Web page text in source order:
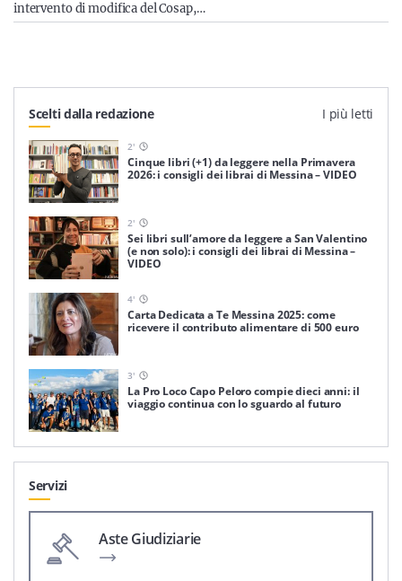
intervento di modifica del Cosap,…
Scelti dalla redazione I più letti
2'
Cinque libri (+1) da leggere nella Primavera
2026: i consigli dei librai di Messina – VIDEO
2'
Sei libri sull’amore da leggere a San Valentino
(e non solo): i consigli dei librai di Messina –
VIDEO
4'
Carta Dedicata a Te Messina 2025: come
ricevere il contributo alimentare di 500 euro
3'
La Pro Loco Capo Peloro compie dieci anni: il
viaggio continua con lo sguardo al futuro
Servizi
Aste Giudiziarie